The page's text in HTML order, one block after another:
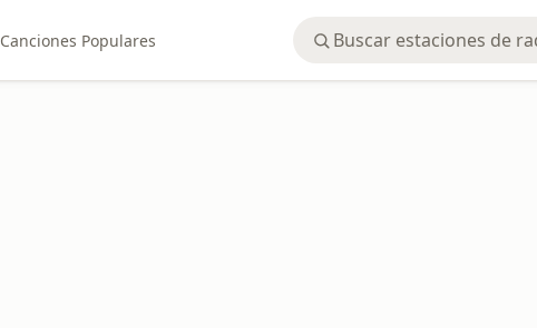
Canciones Populares